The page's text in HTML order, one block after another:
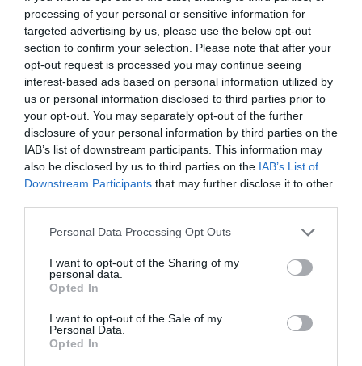
processing of your personal or sensitive information for
targeted advertising by us, please use the below opt-out
section to confirm your selection. Please note that after your
opt-out request is processed you may continue seeing
interest-based ads based on personal information utilized by
us or personal information disclosed to third parties prior to
your opt-out. You may separately opt-out of the further
disclosure of your personal information by third parties on the
IAB’s list of downstream participants. This information may
also be disclosed by us to third parties on the IAB’s List of
Downstream Participants that may further disclose it to other
Personal Data Processing Opt Outs
I want to opt-out of the Sharing of my
personal data.
Opted In
I want to opt-out of the Sale of my
Personal Data.
Opted In